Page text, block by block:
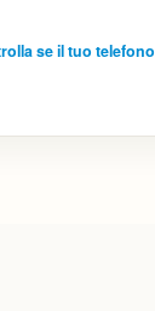
se il tuo